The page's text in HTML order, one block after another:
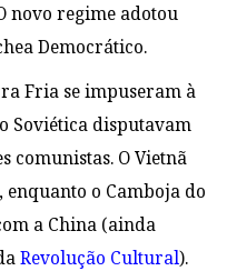
novo regime adotou
Democrático.
Fria se impuseram à
Soviética disputavam
comunistas. O Vietnã
o Camboja do
a China (ainda
Revolução Cultural).